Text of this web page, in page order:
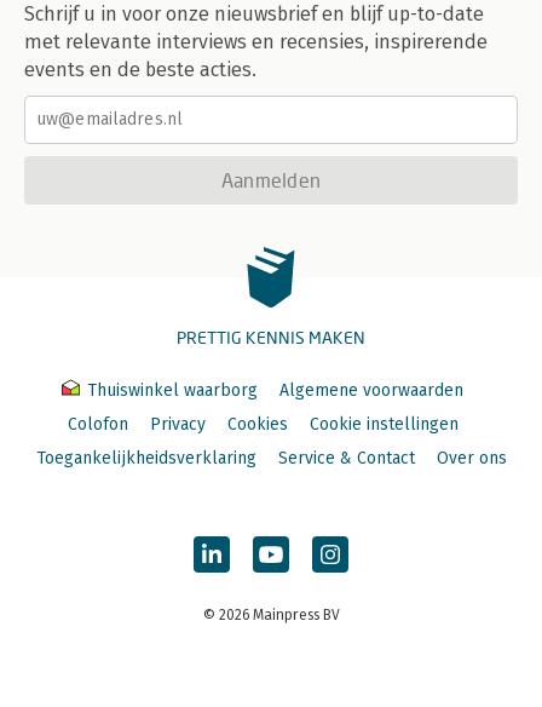
Schrijf u in voor onze nieuwsbrief en blijf up-to-date
met relevante interviews en recensies, inspirerende
events en de beste acties.
Aanmelden
PRETTIG KENNIS MAKEN
Thuiswinkel waarborg
Algemene voorwaarden
Colofon
Privacy Cookies
Cookie instellingen
Toegankelijkheidsverklaring
Service & Contact Over ons
© 2026 Mainpress BV